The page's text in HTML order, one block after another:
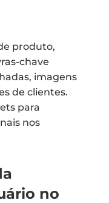
produto,
chave
imagens
de clientes.
para
nos
no